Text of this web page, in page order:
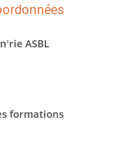
ASBL
formations